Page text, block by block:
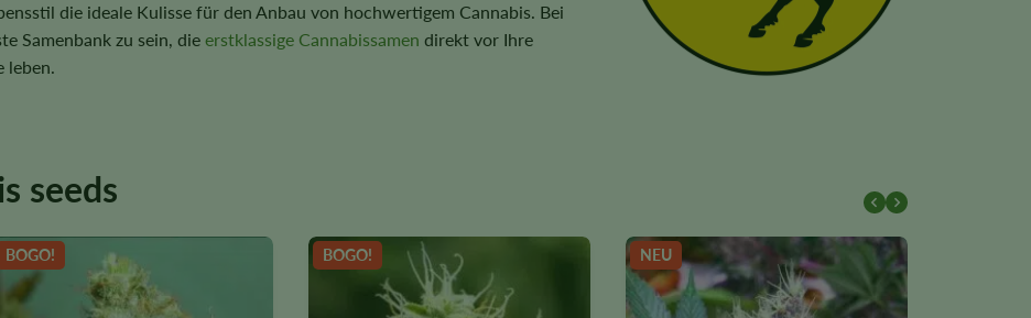
die ideale Kulisse für den Anbau von hochwertigem Cannabis. Bei
Samenbank zu sein, die erstklassige Cannabissamen direkt vor Ihre
leben.
seeds
BOGO! BOGO! NEU